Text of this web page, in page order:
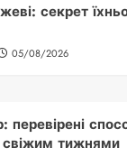
секрет
05/08/2026
перевірені
свіжим тижнями